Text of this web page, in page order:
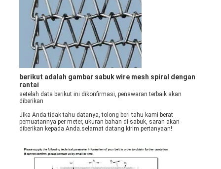
berikut adalah gambar sabuk wire mesh spiral dengan
rantai
setelah data berikut ini dikonfirmasi, penawaran terbaik akan
diberikan
Jika Anda tidak tahu datanya, tolong beri tahu kami berat
pemuatannya per meter, ukuran bahan di sabuk, saran akan
diberikan kepada Anda.selamat datang kirim pertanyaan!